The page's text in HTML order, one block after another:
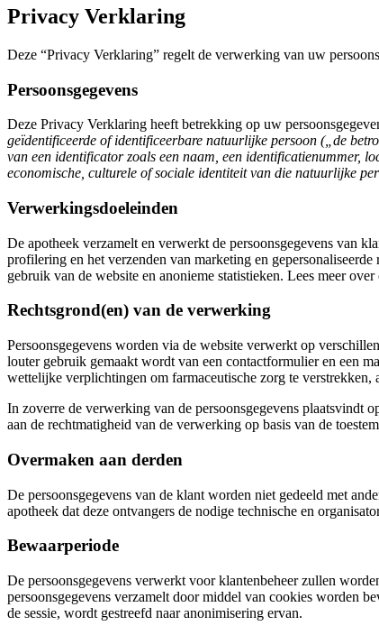
Privacy Verklaring
Deze “Privacy Verklaring” regelt de verwerking van uw
Persoonsgegevens
Deze Privacy Verklaring heeft betrekking op uw
geïdentificeerde of identificeerbare natuurlijke persoon („de
van een identificator zoals een naam, een identificatienummer,
economische, culturele of sociale identiteit van die natuurlijke
Verwerkingsdoeleinden
De apotheek verzamelt en verwerkt de persoonsgegevens van
profilering en het verzenden van marketing en
gebruik van de website en anonieme statistieken. Lees meer over
Rechtsgrond(en) van de verwerking
Persoonsgegevens worden via de website verwerkt op
louter gebruik gemaakt wordt van een contactformulier en een
wettelijke verplichtingen om farmaceutische zorg te
In zoverre de verwerking van de persoonsgegevens plaatsvindt
aan de rechtmatigheid van de verwerking op basis van de
Overmaken aan derden
De persoonsgegevens van de klant worden niet gedeeld met
apotheek dat deze ontvangers de nodige technische en
Bewaarperiode
De persoonsgegevens verwerkt voor klantenbeheer zullen
persoonsgegevens verzamelt door middel van cookies worden
de sessie, wordt gestreefd naar anonimisering ervan.